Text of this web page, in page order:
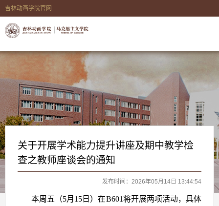
吉林动画学院官网
关于开展学术能力提升讲座及期中教学检
查之教师座谈会的通知
发布时间：2026年05月14日 13:44:54
本周五（5月15日）在B601将开展两项活动，具体